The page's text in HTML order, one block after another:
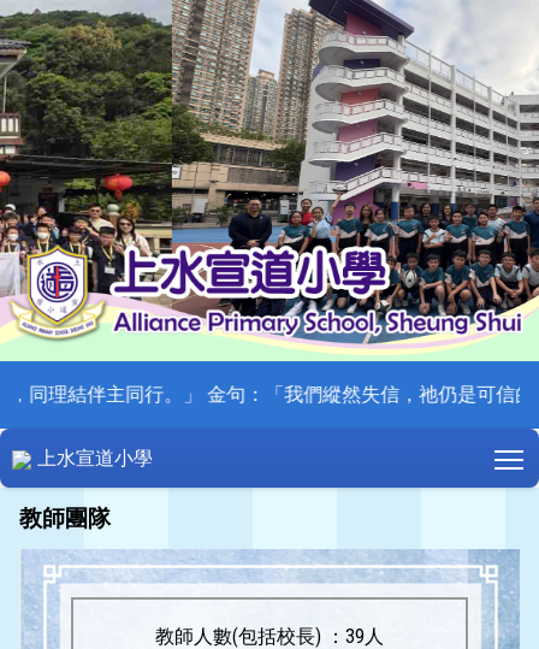
同理結伴主同行。」 金句：「我們縱然失信，祂仍是可信的
上水宣道小學
教師團隊
教師人數(包括校長) ：39人